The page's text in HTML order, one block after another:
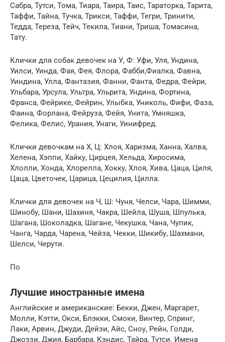
Сабра, Тутси, Тома, Тиара, Таира, Таис, Тараторка, Тарита,
Таффи, Тайна, Тучка, Трикси, Таффи, Тегри, Тринити,
Тедда, Тереза, Тейч, Текила, Тиани, Триша, Томасина,
Тату.
Клички для собак девочек на У, Ф: Уфи, Уля, Ундина,
Уилси, Уинда, Фая, Фея, Флора, Фабби,Фиалка, Фавна,
Уиндина, Улла, Фантазия, Фанни, Фанта, Федра, Фейри,
Ульбара, Урсула, Ультра, Ульрита, Ундина, Фортина,
Франса, Фейрике, Фейрин, Улыбка, Униколь, Фифи, Фаза,
Фаина, Форлана, Фейруза, Фейя, Унита, Умняшка,
Фелика, Фелис, Урания, Унаги, Уинифред.
Клички девочкам на Х, Ц: Хлоя, Харизма, Ханна, Халва,
Хелена, Хэппи, Хайку, Цирцея, Хельда, Хиросима,
Хлолли, Хонда, Хлорелла, Хокку, Хлоя, Хива, Цаца, Циля,
Цаца, Цветочек, Царица, Цецилия, Цилла.
Клички для девочек на Ч, Ш: Чуня, Челси, Чара, Шимми,
Шинобу, Шани, Шахиня, Чакра, Шейла, Шуша, Шпулька,
Шагана, Шоколадка, Шагане, Чекушка, Чана, Чупик,
Чанга, Чарда, Чарена, Чейза, Чекки, Шикибу, Шахмани,
Шелси, Черути.
По
Лучшие иностранные имена
Английские и американские: Бекки, Джен, Маргарет,
Молли, Кэтти, Окси, Блэкки, Смоки, Винтер, Спринг,
Лаки, Арвин, Джуди, Дейзи, Айс, Сноу, Рейн, Голди,
Джоззи, Джия, Барбара, Кэндис, Тайра, Тутси. Имена